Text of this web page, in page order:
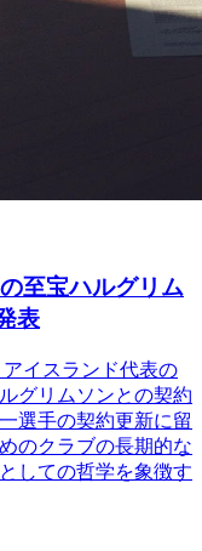
至宝ハルグリム
表
イスランド代表の
グリムソンとの契約
選手の契約更新に留
のクラブの長期的な
しての哲学を象徴す